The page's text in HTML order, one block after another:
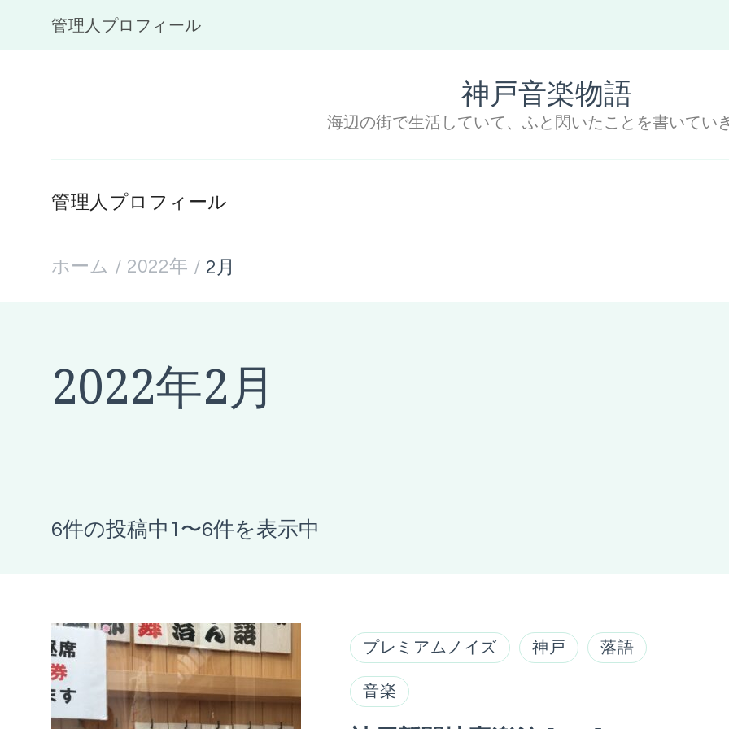
管理人プロフィール
神戸音楽物語
海辺の街で生活していて、ふと閃いたことを書いてい
管理人プロフィール
ホーム / 2022年 / 2月
2022年2月
6件の投稿中1〜6件を表示中
プレミアムノイズ 神戸 落語
音楽